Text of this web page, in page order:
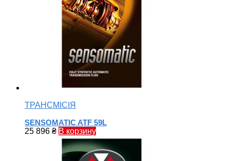
ТРАНСМІСІЯ
SENSOMATIC ATF 59L
25 896 ₴ В корзину